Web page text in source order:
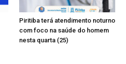
Piritiba terá atendimento noturno
com foco na saúde do homem
nesta quarta (25)